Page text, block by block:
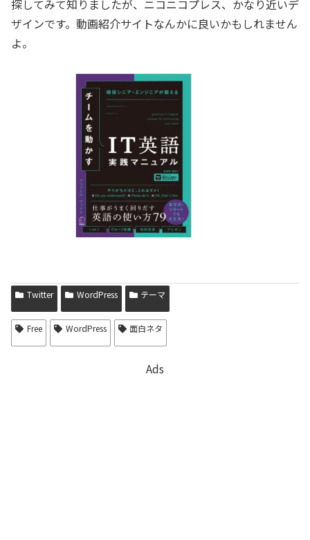
探してみて知りましたが、ニコニコプレス、かなり近いデ
ザインです。動画紹介サイトなんかに良いかもしれません
よ。
Twitter WordPress テーマ
Free WordPress 面白ネタ
Ads